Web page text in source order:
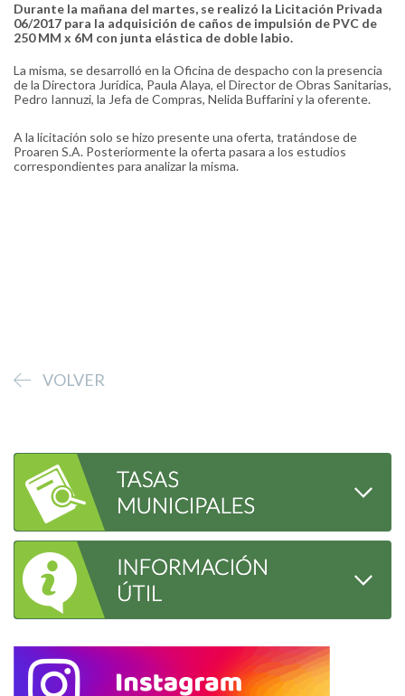
Durante la mañana del martes, se realizó la Licitación Privada
06/2017 para la adquisición de caños de impulsión de PVC de
250 MM x 6M con junta elástica de doble labio.
La misma, se desarrolló en la Oficina de despacho con la presencia
de la Directora Jurídica, Paula Alaya, el Director de Obras Sanitarias,
Pedro Iannuzi, la Jefa de Compras, Nelida Buffarini y la oferente.
A la licitación solo se hizo presente una oferta, tratándose de
Proaren S.A. Posteriormente la oferta pasara a los estudios
correspondientes para analizar la misma.
VOLVER